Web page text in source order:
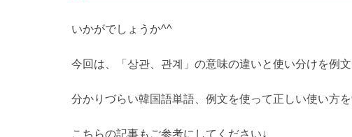
いかがでしょうか^^
今回は、「상관、관계」の意味の違いと使い分けを例
分かりづらい韓国語単語、例文を使って正しい使い方
こちらの記事もご参考にしてください↓